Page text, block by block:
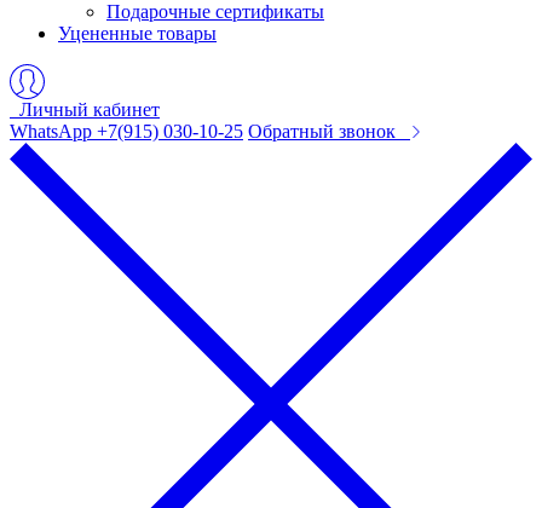
Подарочные сертификаты
Уцененные товары
Личный кабинет
WhatsApp +7(915) 030-10-25 Обратный звонок